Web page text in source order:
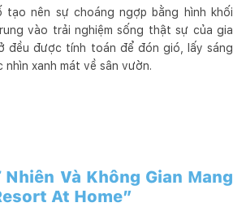
tạo nên sự choáng ngợp bằng hình khối
vào trải nghiệm sống thật sự của gia
đều được tính toán để đón gió, lấy sáng
xanh mát về sân vườn.
Và Không Gian Mang
At Home”